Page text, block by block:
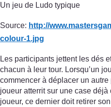
Un jeu de Ludo typique
Source: http://
colour-1.jpg
Les participants jettent les dés
chacun à leur tour. Lorsqu’un
commencer à déplacer un autre
joueur atterrit sur une case
joueur, ce dernier doit retirer